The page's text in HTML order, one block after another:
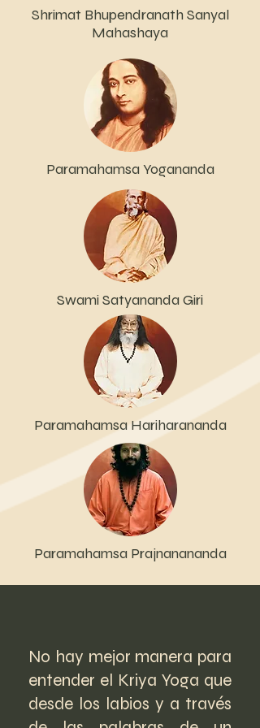
Shrimat Bhupendranath Sanyal
Mahashaya
Paramahamsa Yogananda
Swami Satyananda Giri
Paramahamsa Hariharananda
Paramahamsa Prajnanananda
No hay mejor manera para
entender el Kriya Yoga que
desde los labios y a través